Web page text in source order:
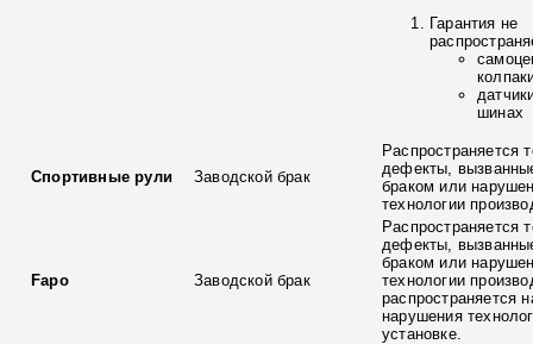
Гарантия не
шинах
Спортивные рули Заводской брак
Распространяется
дефекты,
браком или
технологии
Fapo Заводской брак
Распространяется
дефекты,
браком или
технологии
распространяется
нарушения
установке.